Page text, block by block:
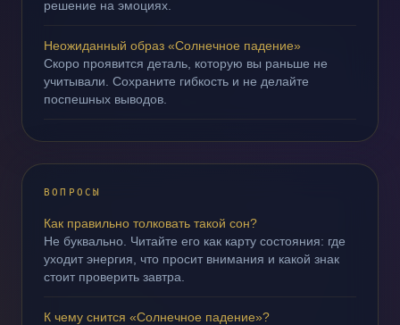
решение на эмоциях.
Неожиданный образ «Солнечное падение»
Скоро проявится деталь, которую вы раньше не
учитывали. Сохраните гибкость и не делайте
поспешных выводов.
ВОПРОСЫ
Как правильно толковать такой сон?
Не буквально. Читайте его как карту состояния: где
уходит энергия, что просит внимания и какой знак
стоит проверить завтра.
К чему снится «Солнечное падение»?